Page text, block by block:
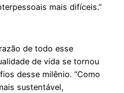
mais difíceis.”
de todo esse
de vida se tornou
desse milênio. “Como
sustentável,